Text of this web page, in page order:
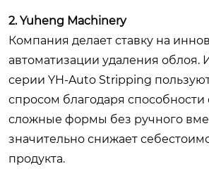
2. Yuheng Machinery
Компания делает ставку на
автоматизации удаления
серии YH-Auto Stripping
спросом благодаря способности
сложные формы без ручного
значительно снижает
продукта.